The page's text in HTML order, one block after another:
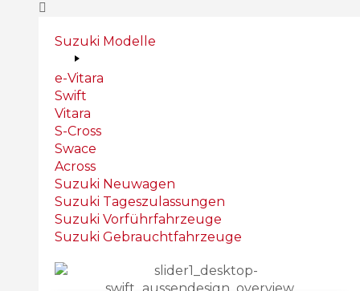
Suzuki Modelle
e-Vitara
Swift
Vitara
S-Cross
Swace
Across
Suzuki Neuwagen
Suzuki Tageszulassungen
Suzuki Vorführfahrzeuge
Suzuki Gebrauchtfahrzeuge